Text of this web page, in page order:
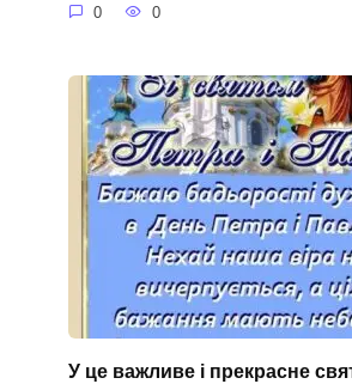
0 0
У це важливе і прекрасне